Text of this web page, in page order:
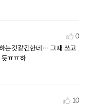
0
는것같긴한데… 그때 쓰고
ㅠㅠ하
10